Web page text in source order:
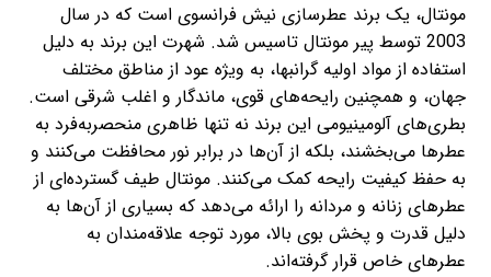
مونتال، یک برند عطرسازی نیش فرانسوی است که در سال
2003 توسط پیر مونتال تاسیس شد. شهرت این برند به دلیل
استفاده از مواد اولیه گرانبها، به ویژه عود از مناطق مختلف
جهان، و همچنین رایحه‌های قوی، ماندگار و اغلب شرقی است.
بطری‌های آلومینیومی این برند نه تنها ظاهری منحصربه‌فرد به
عطرها می‌بخشند، بلکه از آن‌ها در برابر نور محافظت می‌کنند و
به حفظ کیفیت رایحه کمک می‌کنند. مونتال طیف گسترده‌ای از
عطرهای زنانه و مردانه را ارائه می‌دهد که بسیاری از آن‌ها به
دلیل قدرت و پخش بوی بالا، مورد توجه علاقه‌مندان به
عطرهای خاص قرار گرفته‌اند.